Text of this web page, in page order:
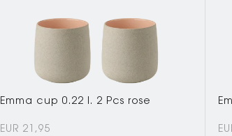
Emma cup 0.22 l. 2 Pcs rose
EUR 21,95